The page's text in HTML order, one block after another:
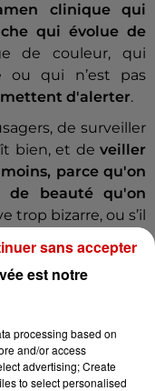
clinique qui
qui évolue de
de couleur, qui
ou qui n’est pas
d'alerter.
de surveiller
bien, et de veiller
parce qu'on
beauté qu'on
trop bizarre, ou s’il
l'ensemble
un petit
les lésions et si
Voir plus
est notre
processing based on
and/or access
advertising; Create
to select personalised
sans accepter